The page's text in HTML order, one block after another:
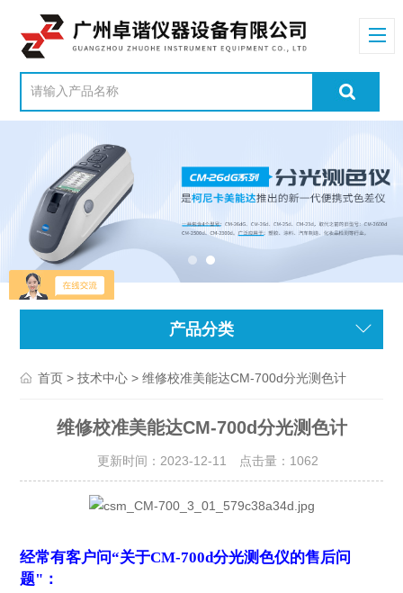
产品分类
首页 >技术中心 > 维修校准美能达CM-700d分光测色计
维修校准美能达CM-700d分光测色计
更新时间：2023-12-11 点击量： 1062
经常有客户问“关于CM-700d分光测色仪的售后问
题"：